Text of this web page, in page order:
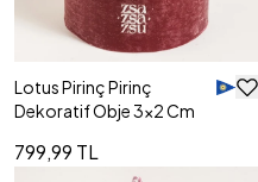
Lotus Pirinç Pirinç
Dekoratif Obje 3x2 Cm
799,99 TL